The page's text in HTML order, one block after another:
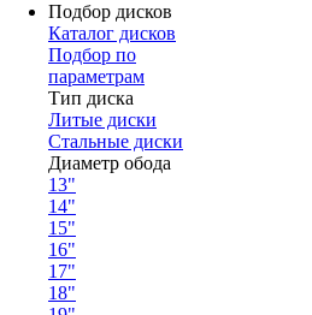
Подбор дисков
Каталог дисков
Подбор по
параметрам
Тип диска
Литые диски
Стальные диски
Диаметр обода
13"
14"
15"
16"
17"
18"